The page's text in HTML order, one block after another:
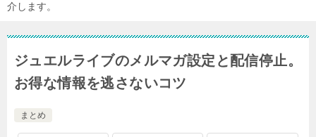
介します。
ジュエルライブのメルマガ設定と配信停止。
お得な情報を逃さないコツ
まとめ